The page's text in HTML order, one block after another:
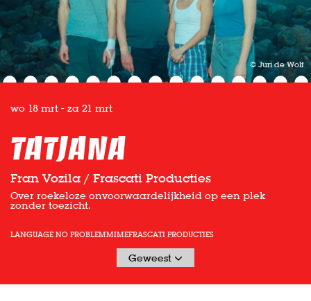
© Juri de Wolf
TATJANA
Fran Vozila / Frascati Producties
wo 18 mrt - za 21 mrt
Over roekeloze onvoorwaardelijkheid op een plek
zonder toezicht.
LANGUAGE NO PROBLEMMIMEFRASCATI PRODUCTIES
Geweest